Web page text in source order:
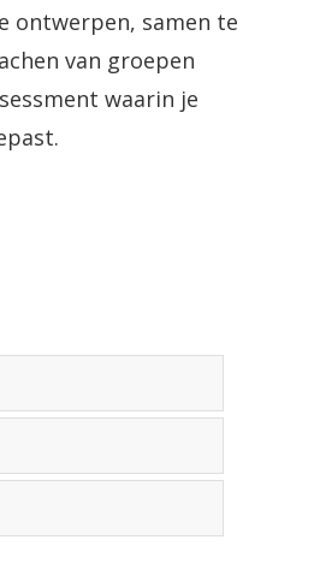
ontwerpen, samen te
van groepen
waarin je